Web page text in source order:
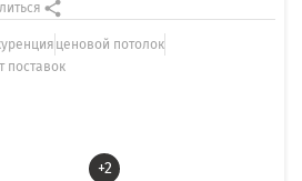
+2
ценовой потолок
поставок